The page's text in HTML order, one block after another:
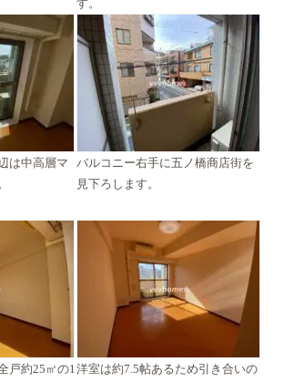
す。
は中高層マ
バルコニー右手に五ノ橋商店街を
見下ろします。
戸約25㎡の1洋室は約7.5帖あるため引き合いの